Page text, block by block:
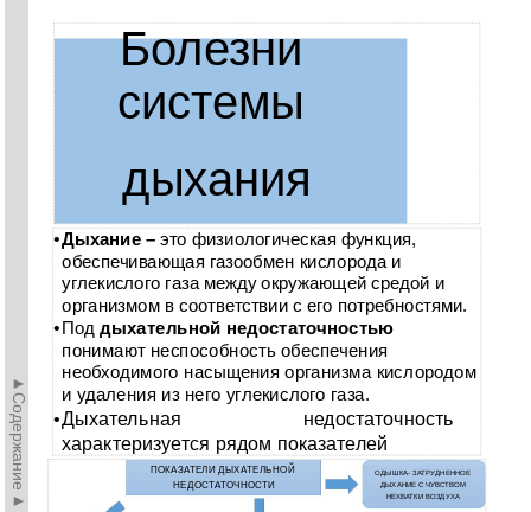
►Содержание►
Болезни
системы
дыхания
•Дыхание –это физиологическая функция,
обеспечивающая газообмен кислорода и
углекислого газа между окружающей средой и
организмом в соответствии с его потребностями.
• Поддыхательной недостаточностью
понимают неспособность обеспечения
необходимого насыщения организма кислородом
и удаления из него углекислого газа.
•Дыхательная недостаточность
характеризуется рядом показателей
ПОКАЗАТЕЛИ ДЫХАТЕЛЬНОЙ
НЕДОСТАТОЧНОСТИ
ОДЫШКА- ЗАТРУДНЕННОЕ
ДЫХАНИЕ С ЧУВСТВОМ
НЕХВАТКИ ВОЗДУХА